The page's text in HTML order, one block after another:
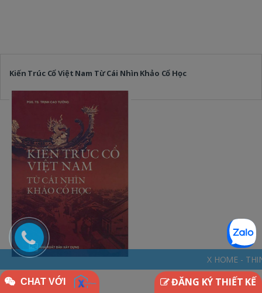
Kiến Trúc Cổ Việt Nam Từ Cái Nhìn Khảo Cổ Học
ĐĂNG KÝ THIẾT KẾ
CHAT VỚI
X HOME -